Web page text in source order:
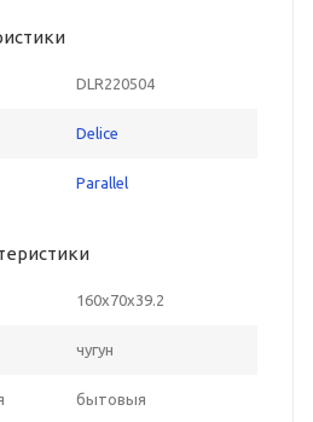
DLR220504
Delice
Parallel
160x70x39.2
чугун
бытовыя